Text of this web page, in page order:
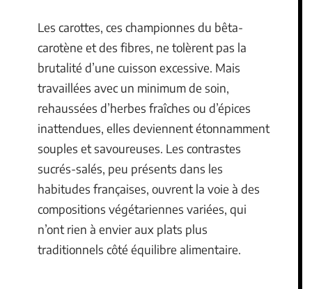
Les carottes, ces championnes du bêta-
carotène et des fibres, ne tolèrent pas la
brutalité d’une cuisson excessive. Mais
travaillées avec un minimum de soin,
rehaussées d’herbes fraîches ou d’épices
inattendues, elles deviennent étonnamment
souples et savoureuses. Les contrastes
sucrés-salés, peu présents dans les
habitudes françaises, ouvrent la voie à des
compositions végétariennes variées, qui
n’ont rien à envier aux plats plus
traditionnels côté équilibre alimentaire.